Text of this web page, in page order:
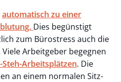
automatisch zu einer
Dies begünstigt
zum Bürostress auch die
Arbeitgeber begegnen
Steh-Arbeitsplätzen. Die
an einem normalen Sitz-